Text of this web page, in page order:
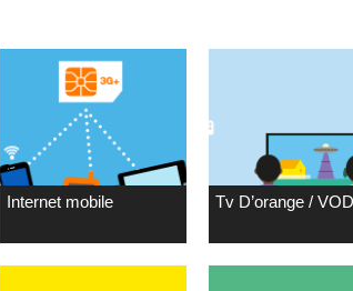
Internet mobile Tv D’orange / VOD